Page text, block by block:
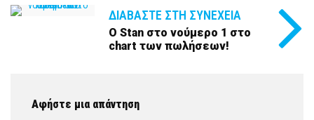
ΔΙΑΒΆΣΤΕ ΣΤΗ ΣΥΝΈΧΕΙΑ
Ο Stan στο νούμερο 1 στο
chart των πωλήσεων!
Αφήστε μια απάντηση